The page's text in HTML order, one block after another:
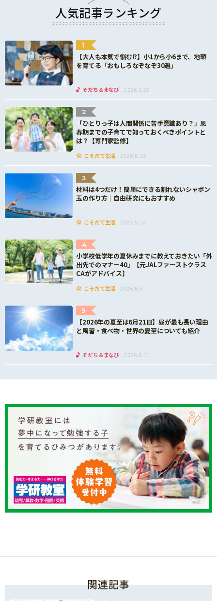
人気記事ランキング
1
【大人も本気で悩む!?】小1から小6まで、地頭
を育てる「おもしろなぞなぞ30選」
そだち＆まなび 2026.1.26
2
「ひとりっ子は人間関係に苦手意識あり？」思
春期までの子育てで知っておくべきポイントと
は？【専門家監修】
こそだて生活 2026.6.15
3
材料は4つだけ！簡単にできる割れないシャボン
玉の作り方｜自由研究にもおすすめ
こそだて生活 2023.5.14
4
小学校低学年の夏休みまでに教えておきたい「外
出先でのマナー40」【元JALファーストクラス
CAがアドバイス】
こそだて生活 2026.6.8
5
【2026年の夏至は6月21日】昼が最も長い理由
と風習・食べ物・世界の夏至についても紹介
そだち＆まなび 2026.6.11
関連記事